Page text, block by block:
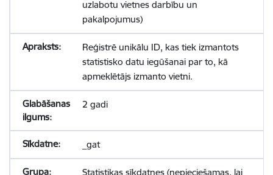
uzlabotu vietnes darbību un
pakalpojumus)
Reģistrē unikālu ID, kas tiek izmantots
statistisko datu iegūšanai par to, kā
apmeklētājs izmanto vietni.
2 gadi
_gat
Statistikas sīkdatnes (nepieciešamas, lai